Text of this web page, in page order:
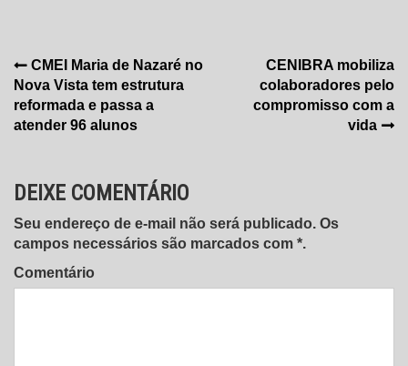
Navegação
de
Post
CMEI Maria de Nazaré no
Nova Vista tem estrutura
reformada e passa a
atender 96 alunos
CENIBRA mobiliza
colaboradores pelo
compromisso com a
vida
DEIXE COMENTÁRIO
Seu endereço de e-mail não será publicado. Os
campos necessários são marcados com *.
Comentário